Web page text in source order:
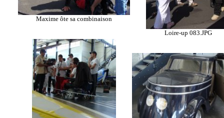
Maxime ôte sa combinaison
Loire-up 083.JPG